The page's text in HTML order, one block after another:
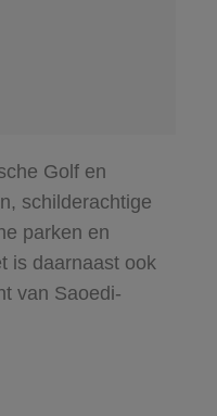
Golf en
schilderachtige
parken en
is daarnaast ook
van Saoedi-